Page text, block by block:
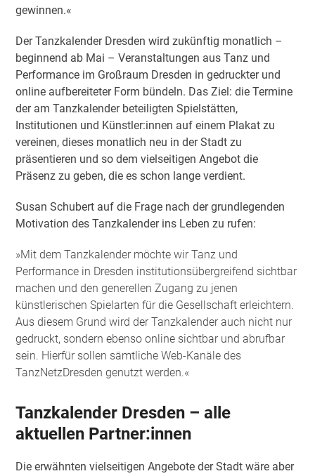
gewinnen.«
Der Tanzkalender Dresden wird zukünftig monatlich –
beginnend ab Mai – Veranstaltungen aus Tanz und
Performance im Großraum Dresden in gedruckter und
online aufbereiteter Form bündeln. Das Ziel: die Termine
der am Tanzkalender beteiligten Spielstätten,
Institutionen und Künstler:innen auf einem Plakat zu
vereinen, dieses monatlich neu in der Stadt zu
präsentieren und so dem vielseitigen Angebot die
Präsenz zu geben, die es schon lange verdient.
Susan Schubert auf die Frage nach der grundlegenden
Motivation des Tanzkalender ins Leben zu rufen:
»Mit dem Tanzkalender möchte wirTanz und
Performance in Dresden institutionsübergreifend sichtbar
machen und den generellen Zugang zu jenen
künstlerischen Spielarten für die Gesellschaft erleichtern.
Aus diesem Grund wird der Tanzkalender auch nicht nur
gedruckt, sondern ebenso online sichtbar und abrufbar
sein. Hierfür sollen sämtliche Web-Kanäle des
TanzNetzDresden genutzt werden.«
Tanzkalender Dresden – alle
aktuellen Partner:innen
Die erwähnten vielseitigen Angebote der Stadt wäre aber